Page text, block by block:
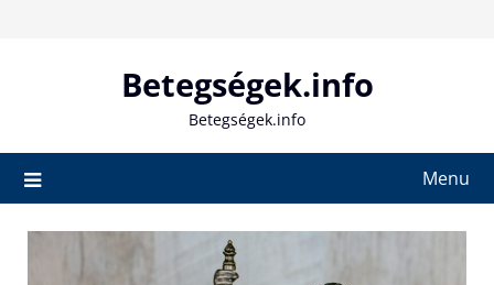
Betegségek.info
Betegségek.info
Menu